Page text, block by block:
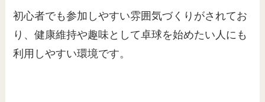
初心者でも参加しやすい雰囲気づくりがされてお
り、健康維持や趣味として卓球を始めたい人にも
利用しやすい環境です。